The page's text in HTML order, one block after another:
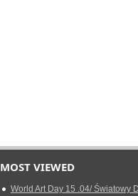
MOST VIEWED
World Art Day 15 .04/ Światowy